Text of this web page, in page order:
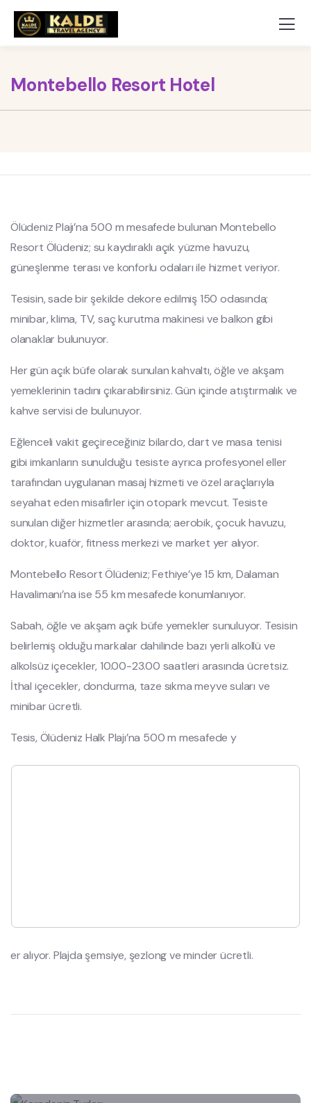
Montebello Resort Hotel
Ölüdeniz Plajı’na 500 m mesafede bulunan Montebello
Resort Ölüdeniz; su kaydıraklı açık yüzme havuzu,
güneşlenme terası ve konforlu odaları ile hizmet veriyor.
Tesisin, sade bir şekilde dekore edilmiş 150 odasında;
minibar, klima, TV, saç kurutma makinesi ve balkon gibi
olanaklar bulunuyor.
Her gün açık büfe olarak sunulan kahvaltı, öğle ve akşam
yemeklerinin tadını çıkarabilirsiniz. Gün içinde atıştırmalık ve
kahve servisi de bulunuyor.
Eğlenceli vakit geçireceğiniz bilardo, dart ve masa tenisi
gibi imkanların sunulduğu tesiste ayrıca profesyonel eller
tarafından uygulanan masaj hizmeti ve özel araçlarıyla
seyahat eden misafirler için otopark mevcut. Tesiste
sunulan diğer hizmetler arasında; aerobik, çocuk havuzu,
doktor, kuaför, fitness merkezi ve market yer alıyor.
Montebello Resort Ölüdeniz; Fethiye’ye 15 km, Dalaman
Havalimanı’na ise 55 km mesafede konumlanıyor.
Sabah, öğle ve akşam açık büfe yemekler sunuluyor. Tesisin
belirlemiş olduğu markalar dahilinde bazı yerli alkollü ve
alkolsüz içecekler, 10.00-23.00 saatleri arasında ücretsiz.
İthal içecekler, dondurma, taze sıkma meyve suları ve
minibar ücretli.
Tesis, Ölüdeniz Halk Plajı’na 500 m mesafede y
er alıyor. Plajda şemsiye, şezlong ve minder ücretli.